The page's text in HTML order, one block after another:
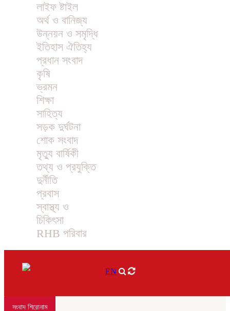
লাইফ ষ্টাইল
অর্থ ও বানিজ্য
উন্নয়ন ও সমৃদ্ধি
ইতিহাস ঐতিহ্য
প্রধান সংবাদ
কৃষি
ভ্রমন
শিক্ষা
সাহিত্য
সড়ক দুর্ঘটনা
শোক সংবাদ
মৃত্যু বার্ষিকী
তথ্য ও প্রযুক্তি
দুর্নীতি
প্রবাস
স্বাস্থ্য ও
চিকিৎসা
RHB পরিবার
EN
সংবাদ শিরোনাম